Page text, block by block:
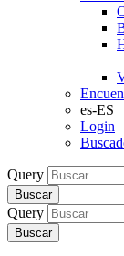
es-ES
Login
Query
Buscar
Query
Buscar